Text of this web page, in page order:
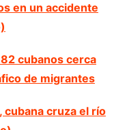
en un accidente
cubanos cerca
de migrantes
cubana cruza el río